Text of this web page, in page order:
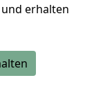
und erhalten